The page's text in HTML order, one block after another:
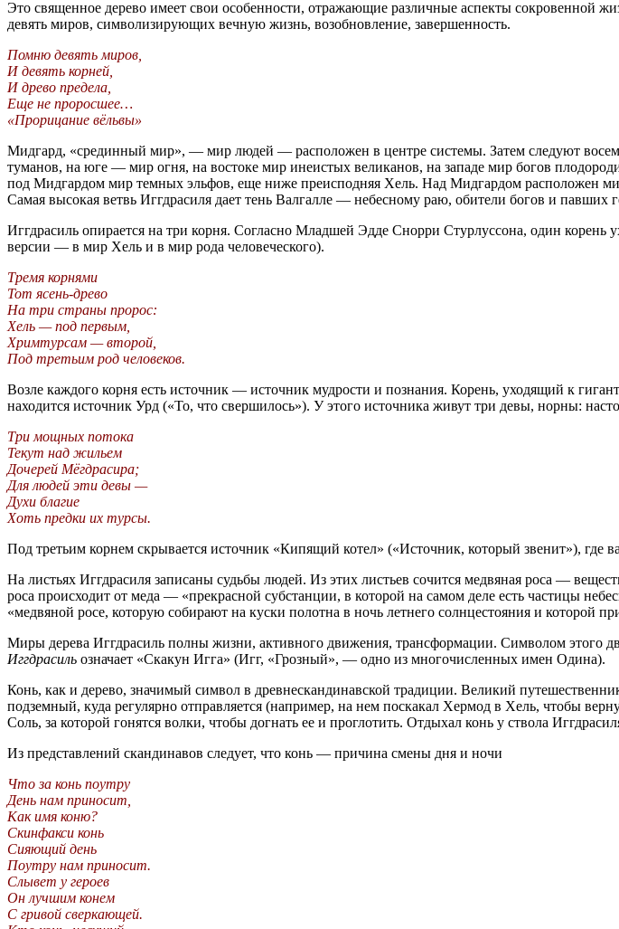
Это священное дерево имеет свои особенности, отражающие различные аспекты сокровенной
девять миров, символизирующих вечную жизнь, возобновление, завершенность.
Помню девять миров,
И девять корней,
И древо предела,
Еще не проросшее…
«Прорицание вёльвы»
Мидгард, «срединный мир», — мир людей — расположен в центре системы. Затем следуют
туманов, на юге — мир огня, на востоке мир инеистых великанов, на западе мир богов
под Мидгардом мир темных эльфов, еще ниже преисподняя Хель. Над Мидгардом расположен
Самая высокая ветвь Иггдрасиля дает тень Валгалле — небесному раю, обители богов и павших
Иггдрасиль опирается на три корня. Согласно Младшей Эдде Снорри Стурлуссона, один
версии — в мир Хель и в мир рода человеческого).
Тремя корнями
Тот ясень-древо
На три страны пророс:
Хель — под первым,
Хримтурсам — второй,
Под третьим род человеков.
Возле каждого корня есть источник — источник мудрости и познания. Корень, уходящий к
находится источник Урд («То, что свершилось»). У этого источника живут три девы, норны:
Три мощных потока
Текут над жильем
Дочерей Мёгдрасира;
Для людей эти девы —
Духи благие
Хоть предки их турсы.
Под третьим корнем скрывается источник «Кипящий котел» («Источник, который звенит»), где
На листьях Иггдрасиля записаны судьбы людей. Из этих листьев сочится медвяная роса —
роса происходит от меда — «прекрасной субстанции, в которой на самом деле есть частицы
«медвяной росе, которую собирают на куски полотна в ночь летнего солнцестояния и которой
Миры дерева Иггдрасиль полны жизни, активного движения, трансформации. Символом этого
Иггдрасиль означает «Скакун Игга» (Игг, «Грозный», — одно из многочисленных имен Одина).
Конь, как и дерево, значимый символ в древнескандинавской традиции. Великий
подземный, куда регулярно отправляется (например, на нем поскакал Хермод в Хель, чтобы
Соль, за которой гонятся волки, чтобы догнать ее и проглотить. Отдыхал конь у ствола
Из представлений скандинавов следует, что конь — причина смены дня и ночи
Что за конь поутру
День нам приносит,
Как имя коню?
Скинфакси конь
Сияющий день
Поутру нам приносит.
Слывет у героев
Он лучшим конем
С гривой сверкающей.